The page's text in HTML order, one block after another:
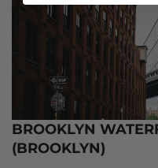
BROOKLYN
(BROOKLYN)